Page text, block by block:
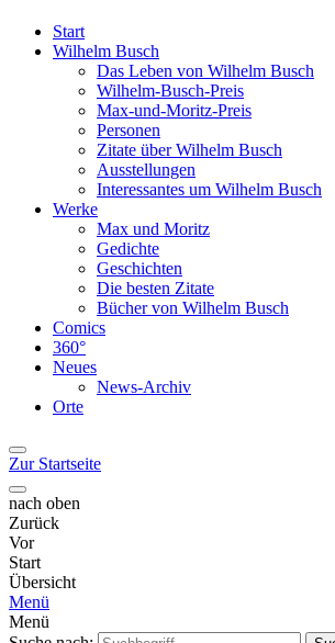
Start
Wilhelm Busch
Das Leben von Wilhelm Busch
Wilhelm-Busch-Preis
Max-und-Moritz-Preis
Personen
Zitate über Wilhelm Busch
Ausstellungen
Interessantes um Wilhelm Busch
Werke
Max und Moritz
Gedichte
Geschichten
Die besten Zitate
Bücher von Wilhelm Busch
Comics
360°
Neues
News-Archiv
Orte
Zur Startseite
nach oben
Zurück
Vor
Start
Übersicht
Menü
Menü